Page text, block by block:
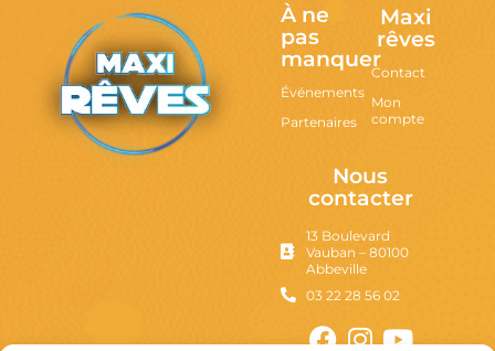
À ne
pas
manquer
Événements
Partenaires
Maxi
rêves
Contact
Mon
compte
Nous
contacter
13 Boulevard
Vauban – 80100
Abbeville
03 22 28 56 02